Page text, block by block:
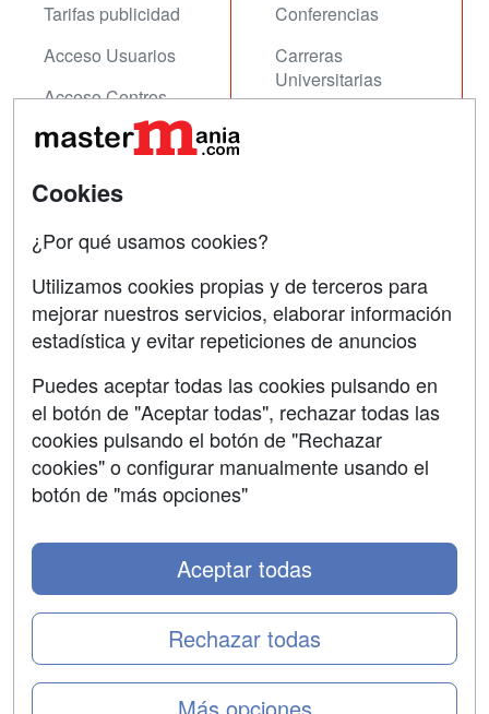
Tarifas publicidad
Acceso Usuarios
Acceso Centros
Conferencias
Carreras
Universitarias
Contactar
Copyleft
Grupo formazion:
Copyright 2000-2026 Formazion Web, S.L. - Calle
Fermín Caballero, 62 - 28034 Madrid Tel: 91 533 70 78
Cookies
¿Por qué usamos cookies?
Utilizamos cookies propias y de terceros para
mejorar nuestros servicios, elaborar información
estadística y evitar repeticiones de anuncios
Puedes aceptar todas las cookies pulsando en
el botón de "Aceptar todas", rechazar todas las
cookies pulsando el botón de "Rechazar
cookies" o configurar manualmente usando el
botón de "más opciones"
Rechazar todas
Aceptar todas